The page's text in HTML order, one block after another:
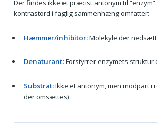
Der findes ikke et præcist antonym til
kontrastord i faglig sammenhæng omfatter:
Hæmmer/inhibitor:Molekyle der
Denaturant:Forstyrrer enzymets struktur
Substrat:Ikke et antonym, men modpart i
der omsættes).